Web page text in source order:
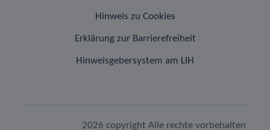
Hinweis zu Cookies
Erklärung zur Barrierefreiheit
Hinweisgebersystem am LIH
2026 copyright Alle rechte vorbehalten